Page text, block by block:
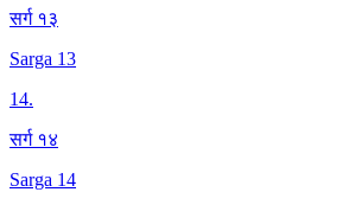
सर्ग १३
Sarga 13
14.
सर्ग १४
Sarga 14